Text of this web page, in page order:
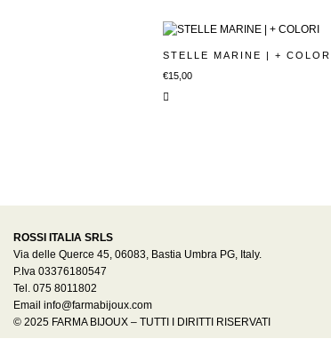
STELLE MARINE | + COLORI
€15,00
ROSSI ITALIA SRLS
Via delle Querce 45, 06083, Bastia Umbra PG, Italy.
P.Iva 03376180547
Tel. 075 8011802
Email info@farmabijoux.com
© 2025 FARMA BIJOUX – TUTTI I DIRITTI RISERVATI